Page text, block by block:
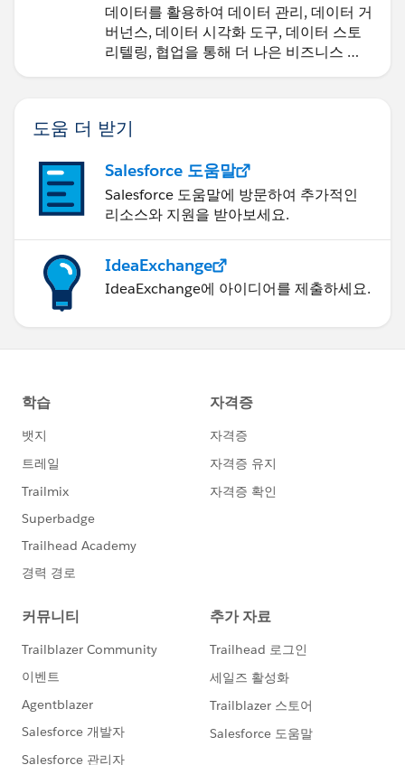
데이터를 활용하여 데이터 관리, 데이터 거
버넌스, 데이터 시각화 도구, 데이터 스토
리텔링, 협업을 통해 더 나은 비즈니스 성
과를 달성하세요.
도움 더 받기
Salesforce 도움말
Salesforce 도움말에 방문하여 추가적인
리소스와 지원을 받아보세요.
IdeaExchange
IdeaExchange에 아이디어를 제출하세요.